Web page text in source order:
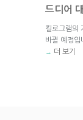
드디어
킬로그램의
바뀔 예정입
→ 더 보기